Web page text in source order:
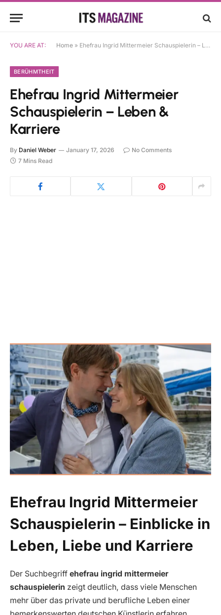
YOU ARE AT: Home » Ehefrau Ingrid Mittermeier Schauspielerin – Leben & Karriere
BERÜHMTHEIT
Ehefrau Ingrid Mittermeier
Schauspielerin – Leben &
Karriere
By Daniel Weber January 17, 2026
No Comments
7 Mins Read
Ehefrau Ingrid Mittermeier
Schauspielerin – Einblicke in
Leben, Liebe und Karriere
Der Suchbegriff ehefrau ingrid mittermeier
schauspielerin zeigt deutlich, dass viele Menschen
mehr über das private und berufliche Leben einer